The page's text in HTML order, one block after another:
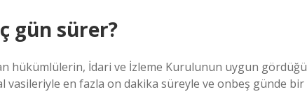
gün sürer?
hükümlülerin, İdari ve İzleme Kurulunun uygun gördüğü
vasileriyle en fazla on dakika süreyle ve onbeş günde bir